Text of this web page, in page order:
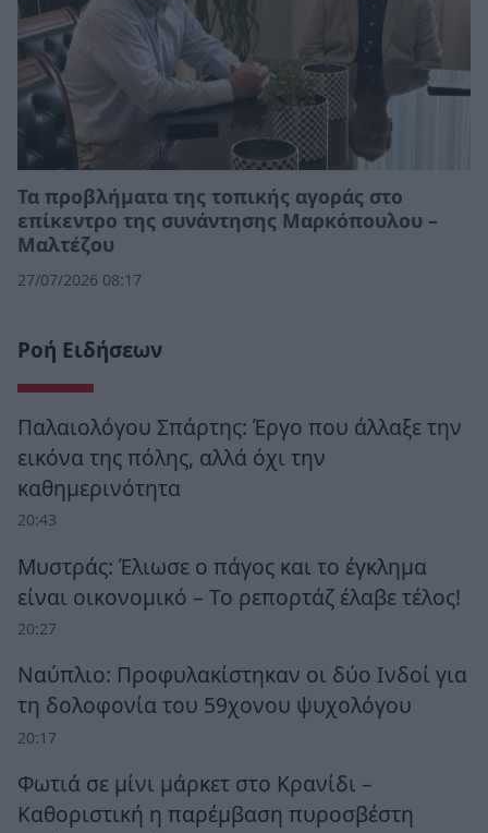
Τα προβλήματα της τοπικής αγοράς στο
επίκεντρο της συνάντησης Μαρκόπουλου –
Μαλτέζου
27/07/2026 08:17
Ροή Ειδήσεων
Παλαιολόγου Σπάρτης: Έργο που άλλαξε την
εικόνα της πόλης, αλλά όχι την
καθημερινότητα
20:43
Μυστράς: Έλιωσε ο πάγος και το έγκλημα
είναι οικονομικό – Το ρεπορτάζ έλαβε τέλος!
20:27
Ναύπλιο: Προφυλακίστηκαν οι δύο Ινδοί για
τη δολοφονία του 59χονου ψυχολόγου
20:17
Φωτιά σε μίνι μάρκετ στο Κρανίδι –
Καθοριστική η παρέμβαση πυροσβέστη